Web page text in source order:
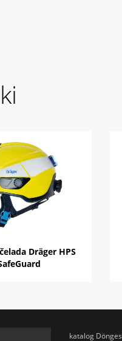
Dräger HPS
katalog Dönges